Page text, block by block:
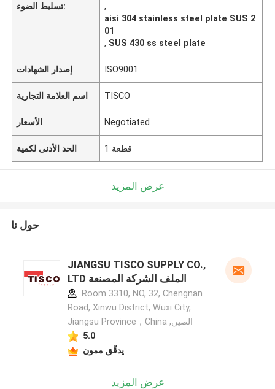
تسليط الضوء:
,
aisi 304 stainless steel plate SUS 2
01
, SUS 430 ss steel plate
إصدار الشهادات ISO9001
اسم العلامة التجارية TISCO
الأسعار Negotiated
الحد الأدنى لكمية 1 قطعة
عرض المزيد
حول نا
JIANGSU TISCO SUPPLY CO.,
LTD الملف الشركة المصنعة
Room 3310, NO, 32, Chengnan
Road, Xinwu District, Wuxi City,
Jiangsu Province，China ,الصين
5.0
يدقّق ممون
عرض المزيد